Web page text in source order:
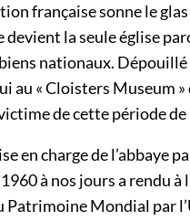
française sonne le
devient la seule église
nationaux.
au « Cloisters Museum
de cette période de
en charge de
à nos jours a rendu
Patrimoine Mondial par